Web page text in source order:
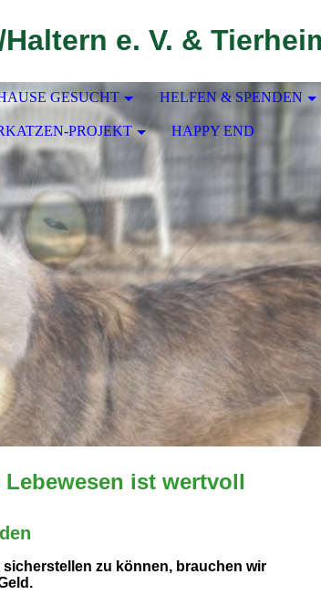
e. V. &
GESUCHT HELFEN & SPENDEN
PROJEKT HAPPY END
Lebewesen ist wertvoll
zu können, brauchen wir